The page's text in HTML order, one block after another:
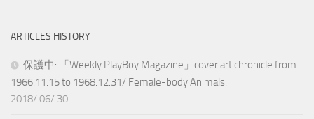
ARTICLES HISTORY
保護中: 「Weekly PlayBoy Magazine」cover art chronicle from
1966.11.15 to 1968.12.31/ Female-body Animals.
2018/ 06/ 30